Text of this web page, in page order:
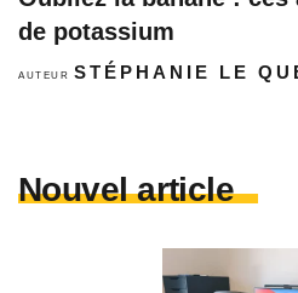
de potassium
AUTEURSTÉPHANIE LE
Nouvel article